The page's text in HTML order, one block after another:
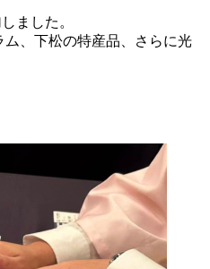
ました。
、下松の特産品、さらに光